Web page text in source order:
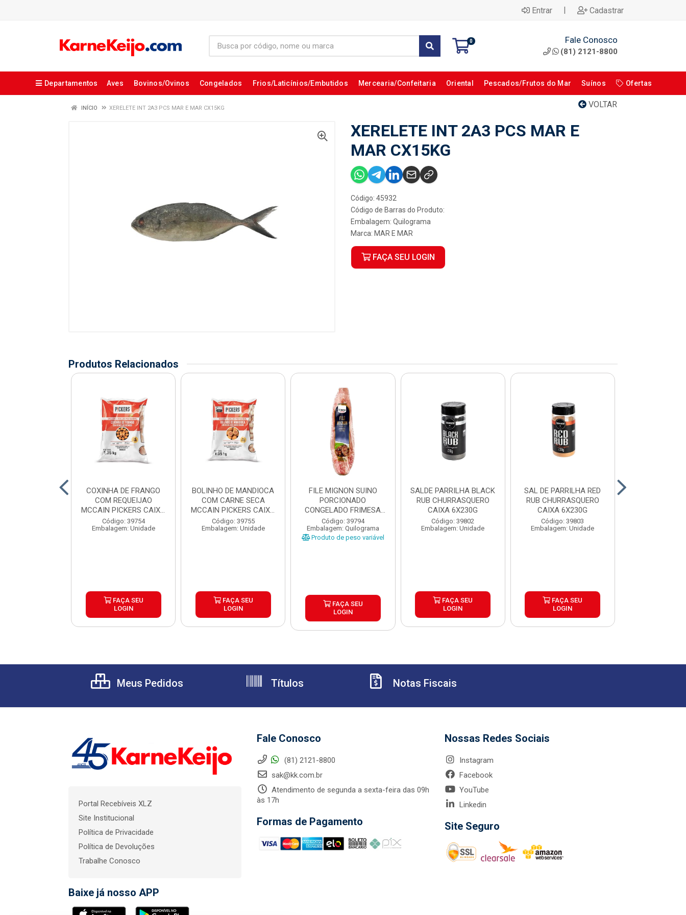
Entrar | Cadastrar
0 Fale Conosco
(81) 2121-8800
Departamentos Aves Bovinos/Ovinos Congelados Frios/Laticínios/Embutidos Mercearia/Confeitaria Oriental Pescados/Frutos do Mar Suínos Ofertas
VOLTAR
INÍCIO XERELETE INT 2A3 PCS MAR E MAR CX15KG
XERELETE INT 2A3 PCS MAR E
MAR CX15KG
Código: 45932
Código de Barras do Produto:
Embalagem: Quilograma
Marca: MAR E MAR
FAÇA SEU LOGIN
Produtos Relacionados
COXINHA DE FRANGO
COM REQUEIJAO
MCCAIN PICKERS CAIXA
6X1,05K...
Código: 39754
Embalagem: Unidade
FAÇA SEU
LOGIN
BOLINHO DE MANDIOCA
COM CARNE SECA
MCCAIN PICKERS CAIXA
6X1,...
Código: 39755
Embalagem: Unidade
FAÇA SEU
LOGIN
FILE MIGNON SUINO
PORCIONADO
CONGELADO FRIMESA
CAIXA ±15KG
Código: 39794
Embalagem: Quilograma
Produto de peso variável
FAÇA SEU
LOGIN
SALDE PARRILHA BLACK
RUB CHURRASQUERO
CAIXA 6X230G
Código: 39802
Embalagem: Unidade
FAÇA SEU
LOGIN
SAL DE PARRILHA RED
RUB CHURRASQUERO
CAIXA 6X230G
Código: 39803
Embalagem: Unidade
FAÇA SEU
LOGIN
Meus Pedidos Títulos Notas Fiscais
Portal Recebíveis XLZ
Site Institucional
Política de Privacidade
Política de Devoluções
Trabalhe Conosco
Baixe já nosso APP
Fale Conosco
(81) 2121-8800
sak@kk.com.br
Atendimento de segunda a sexta-feira das 09h
às 17h
Formas de Pagamento
Nossas Redes Sociais
Instagram
Facebook
YouTube
Linkedin
Site Seguro